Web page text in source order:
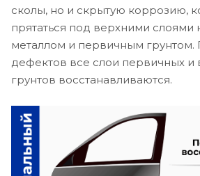
сколы, но и скрытую коррозию,
прятаться под верхними
металлом и первичным грунтом.
дефектов все слои первичных и
грунтов восстанавливаются.